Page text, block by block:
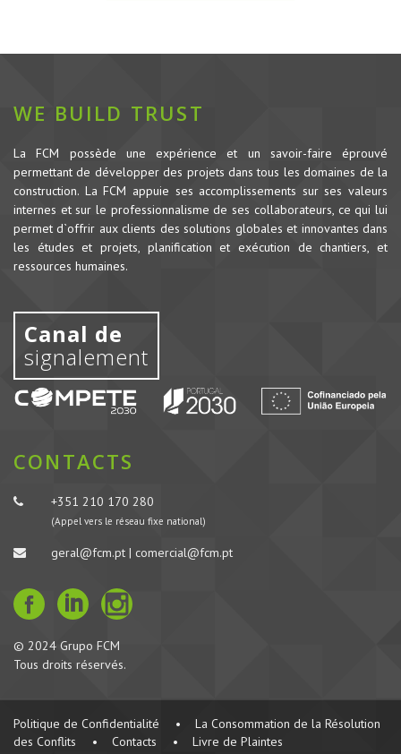
WE BUILD TRUST
La FCM possède une expérience et un savoir-faire éprouvé
permettant de développer des projets dans tous les domaines de la
construction. La FCM appuie ses accomplissements sur ses valeurs
internes et sur le professionnalisme de ses collaborateurs, ce qui lui
permet d`offrir aux clients des solutions globales et innovantes dans
les études et projets, planification et exécution de chantiers, et
ressources humaines.
Canal de
signalement
CONTACTS
+351 210 170 280
(Appel vers le réseau fixe national)
geral@fcm.pt | comercial@fcm.pt
© 2024 Grupo FCM
Tous droits réservés.
Politique de Confidentialité •
La Consommation de la Résolution
des Conflits
• Contacts • Livre de Plaintes